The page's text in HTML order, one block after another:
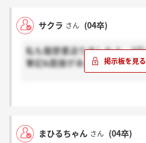
サクラ さん (04卒)
私も履歴書送りましたよ。3
筆記&面接があるとのお電話受
以前応募に関して質問があ
・三菱商事の繊維部門に入っ
まひるちゃん さん (04卒)